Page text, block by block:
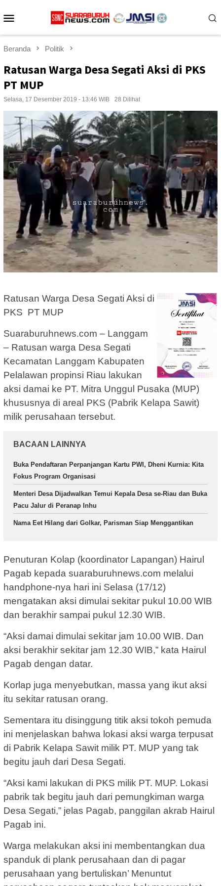
ke
Beranda Politik
Ratusan Warga Desa Segati Aksi di PKS
PT MUP
Selasa, 17 Desember 2019 - 13:46 WIB 28 Dilihat
Ratusan Warga Desa Segati Aksi di
PKS PT MUP
Suaraburuhnews.com – Langgam
– Ratusan warga Desa Segati
Kecamatan Langgam Kabupaten
Pelalawan propinsi Riau lakukan
aksi damai ke PT. Mitra Unggul Pusaka (MUP)
khususnya di areal PKS (Pabrik Kelapa Sawit)
milik perusahaan tersebut.
BACAAN LAINNYA
Buka Pendaftaran Perpanjangan Kartu PWI, Dheni Kurnia: Kita
Fokus Program Organisasi
Menteri Desa Dijadwalkan Temui Kepala Desa se-Riau dan Buka
Pacu Jalur di Peranap Inhu
Nama Eet Hilang dari Golkar, Parisman Siap Menggantikan
Penuturan Kolap (koordinator Lapangan) Hairul
Pagab kepada suaraburuhnews.com melalui
handphone-nya hari ini Selasa (17/12)
mengatakan aksi dimulai sekitar pukul 10.00 WIB
dan berakhir sampai pukul 12.30 WIB.
“Aksi damai dimulai sekitar jam 10.00 WIB. Dan
aksi berakhir sekitar jam 12.30 WIB,” kata Hairul
Pagab dengan datar.
Korlap juga menyebutkan, massa yang ikut aksi
itu sekitar ratusan orang.
Sementara itu disinggung titik aksi tokoh pemuda
ini menjelaskan bahwa lokasi aksi warga terpusat
di Pabrik Kelapa Sawit milik PT. MUP yang tak
begitu jauh dari Desa Segati.
“Aksi kami lakukan di PKS milik PT. MUP. Lokasi
pabrik tak begitu jauh dari pemungkiman warga
Desa Segati,” jelas Pagab, panggilan akrab Hairul
Pagab ini.
Warga melakukan aksi ini membentangkan dua
spanduk di plank perusahaan dan di pagar
perusahaan yang bertuliskan’ Menuntut